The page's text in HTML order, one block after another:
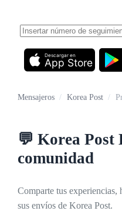
App Store
Descargar en
Mensajeros / Korea Post /
💬 Korea Post
comunidad
Comparte tus experiencias,
sus envíos de Korea Post.